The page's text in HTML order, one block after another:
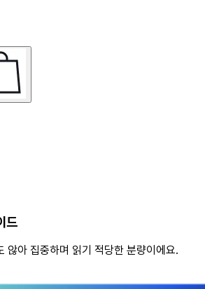
드
않아 집중하며 읽기 적당한 분량이에요.